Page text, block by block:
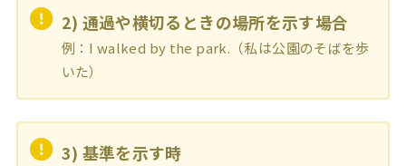
2) 通過や横切るときの場所を示す場合
例：I walked by the park.（私は公園のそばを歩
いた）
3) 基準を示す時